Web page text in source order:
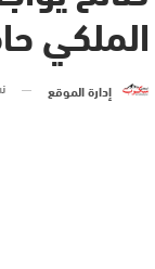
الملكي
إدارة الموقع